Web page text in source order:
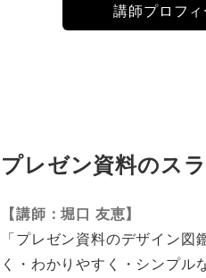
講師プロフ
プレゼン資料のス
【講師：堀口 友恵】
「プレゼン資料のデザイン
く・わかりやすく・シンプル